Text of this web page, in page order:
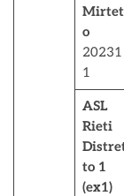
Mirtet
o
20231
1
ASL
Rieti
to 1
(ex1)